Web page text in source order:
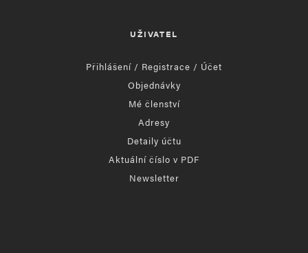
UŽIVATEL
Přihlášení / Registrace / Účet
Objednávky
Mé členství
Adresy
Detaily účtu
Aktuální číslo v PDF
Newsletter